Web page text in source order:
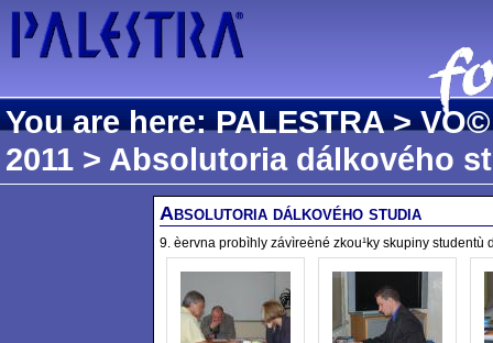
You are here:PALESTRA>
2011 > Absolutoria dálkového
Absolutoria dálkového studia
9. èervna probìhly závìreèné zkou¹ky skupiny studentù